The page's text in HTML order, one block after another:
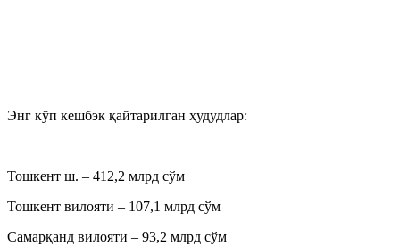
Энг кўп кешбэк қайтарилган ҳудудлар:
Тошкент ш. – 412,2 млрд сўм
Тошкент вилояти – 107,1 млрд сўм
Самарқанд вилояти – 93,2 млрд сўм